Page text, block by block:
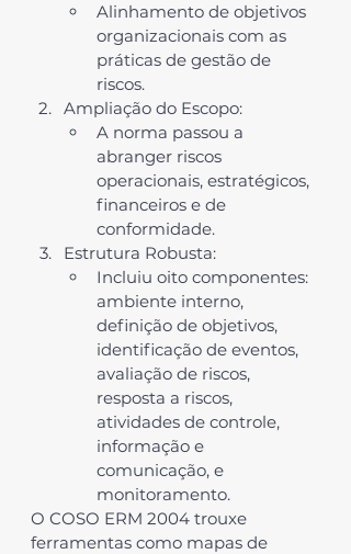
Alinhamento de objetivos
organizacionais com as
práticas de gestão de
riscos.
Ampliação do Escopo:
A norma passou a
abranger riscos
operacionais, estratégicos,
financeiros e de
conformidade.
Estrutura Robusta:
Incluiu oito componentes:
ambiente interno,
definição de objetivos,
identificação de eventos,
avaliação de riscos,
resposta a riscos,
atividades de controle,
informação e
comunicação, e
monitoramento.
O COSO ERM 2004 trouxe
ferramentas como mapas de